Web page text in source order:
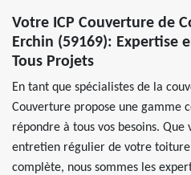
Votre ICP Couverture de
Erchin (59169): Expertise
Tous Projets
En tant que spécialistes de la
Couverture propose une gamme
répondre à tous vos besoins.
entretien régulier de votre
complète, nous sommes les